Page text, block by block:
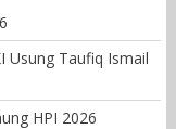
Usung Taufiq Ismail
HPI 2026